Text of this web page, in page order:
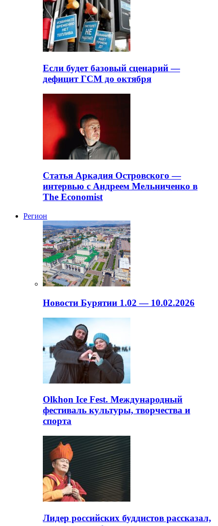
Если будет базовый сценарий —
дефицит ГСМ до октября
Статья Аркадия Островского —
интервью с Андреем Мельниченко в
The Economist
Регион
Новости Бурятии 1.02 — 10.02.2026
Olkhon Ice Fest. Международный
фестиваль культуры, творчества и
спорта
Лидер российских буддистов рассказал,